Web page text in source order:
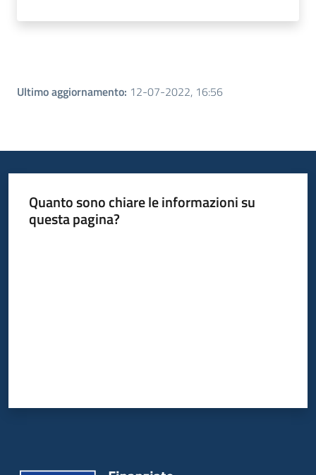
Ultimo aggiornamento: 12-07-2022, 16:56
Quanto sono chiare le informazioni su
questa pagina?